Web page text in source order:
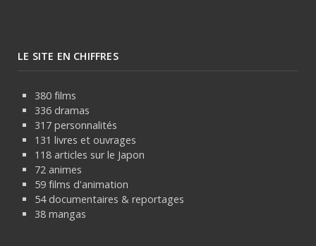
LE SITE EN CHIFFRES
380 films
336 dramas
317 personnalités
131 livres et ouvrages
118 articles sur le Japon
72 animes
59 films d'animation
54 documentaires & reportages
38 mangas